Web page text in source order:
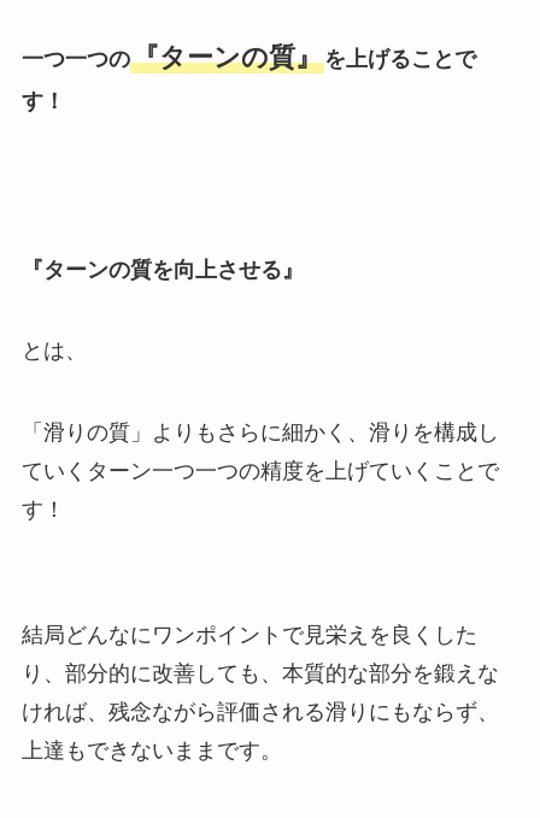
一つ一つの『ターンの質』を上げることで
す！
『ターンの質を向上させる』
とは、
「滑りの質」よりもさらに細かく、滑りを構成し
ていくターン一つ一つの精度を上げていくことで
す！
結局どんなにワンポイントで見栄えを良くした
り、部分的に改善しても、本質的な部分を鍛えな
ければ、残念ながら評価される滑りにもならず、
上達もできないままです。